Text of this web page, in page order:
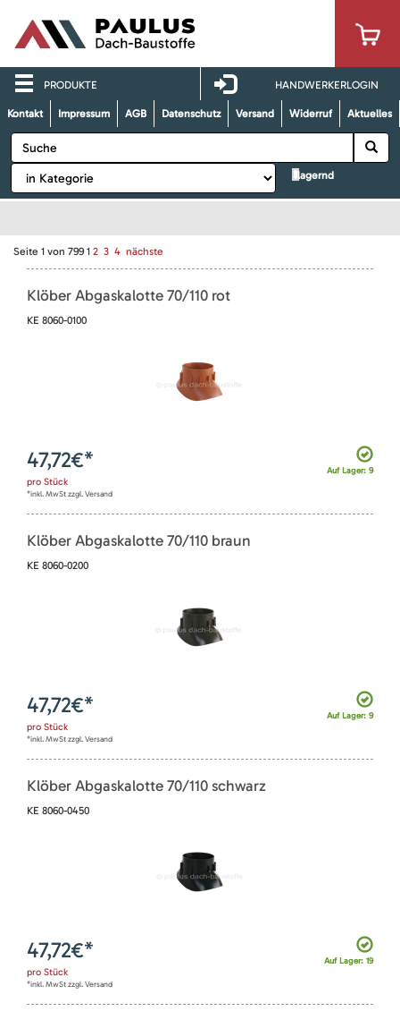
PRODUKTE HANDWERKERLOGIN
Kontakt Impressum AGB Datenschutz Versand Widerruf Aktuelles
lagernd
Seite 1 von 799 1 2 3 4 nächste
Klöber Abgaskalotte 70/110 rot
KE 8060-0100
Auf Lager: 9
47,72€*
pro Stück
*inkl. MwSt zzgl. Versand
Klöber Abgaskalotte 70/110 braun
KE 8060-0200
Auf Lager: 9
47,72€*
pro Stück
*inkl. MwSt zzgl. Versand
Klöber Abgaskalotte 70/110 schwarz
KE 8060-0450
Auf Lager: 19
47,72€*
pro Stück
*inkl. MwSt zzgl. Versand